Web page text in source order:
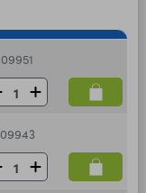
09951
09943